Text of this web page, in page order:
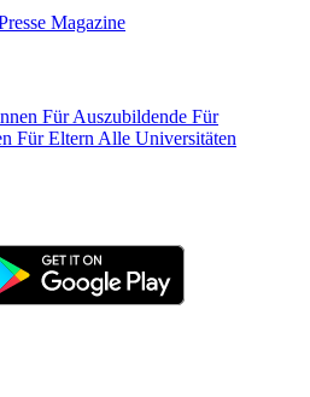
Magazine
Für Auszubildende Für
Für Eltern Alle Universitäten